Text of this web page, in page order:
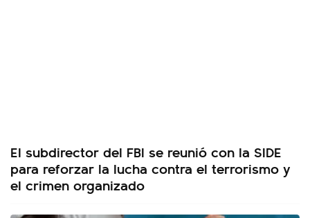
El subdirector del FBI se reunió con la SIDE
para reforzar la lucha contra el terrorismo y
el crimen organizado